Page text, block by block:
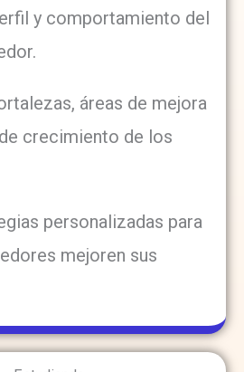
y comportamiento del
áreas de mejora
crecimiento de los
personalizadas para
mejoren sus